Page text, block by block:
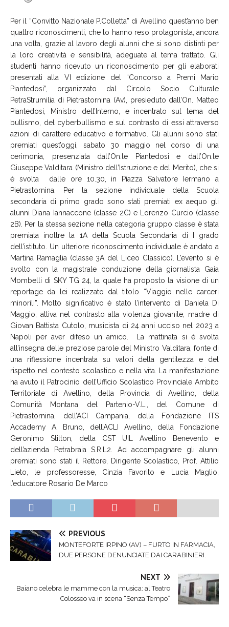
Per il “Convitto Nazionale P.Colletta” di Avellino quest’anno ben
quattro riconoscimenti, che lo hanno reso protagonista, ancora
una volta, grazie al lavoro degli alunni che si sono distinti per
la loro creatività e sensibilità, adeguate al tema trattato. Gli
studenti hanno ricevuto un riconoscimento per gli elaborati
presentati alla VI edizione del “Concorso a Premi Mario
Piantedosi”, organizzato dal Circolo Socio Culturale
PetraStrumilia di Pietrastornina (Av), presieduto dall’On. Matteo
Piantedosi, Ministro dell’Interno, e incentrato sul tema del
bullismo, del cyberbullismo e sul contrasto di essi attraverso
azioni di carattere educativo e formativo. Gli alunni sono stati
premiati quest’oggi, sabato 30 maggio nel corso di una
cerimonia, presenziata dall’On.le Piantedosi e dall’On.le
Giuseppe Valditara (Ministro dell’Istruzione e del Merito), che si
è svolta dalle ore 10.30, in Piazza Salvatore Iermano a
Pietrastornina. Per la sezione individuale della Scuola
secondaria di primo grado sono stati premiati ex aequo gli
alunni Diana Iannaccone (classe 2C) e Lorenzo Curcio (classe
2B). Per la stessa sezione nella categoria gruppo classe è stata
premiata inoltre la 1A della Scuola Secondaria di I grado
dell’istituto. Un ulteriore riconoscimento individuale è andato a
Martina Ramaglia (classe 3A del Liceo Classico). L’evento si è
svolto con la magistrale conduzione della giornalista Gaia
Mombelli di SKY TG 24, la quale ha proposto la visione di un
reportage da lei realizzato dal titolo “Viaggio nelle carceri
minorili”. Molto significativo è stato l’intervento di Daniela Di
Maggio, attiva nel contrasto alla violenza giovanile, madre di
Giovan Battista Cutolo, musicista di 24 anni ucciso nel 2023 a
Napoli per aver difeso un amico. La mattinata si è svolta
all’insegna delle preziose parole del Ministro Valditara, fonte di
una riflessione incentrata su valori della gentilezza e del
rispetto nel contesto scolastico e nella vita. La manifestazione
ha avuto il Patrocinio dell’Ufficio Scolastico Provinciale Ambito
Territoriale di Avellino, della Provincia di Avellino, della
Comunità Montana del Partenio-V.L., del Comune di
Pietrastornina, dell’ACI Campania, della Fondazione ITS
Accademy A. Bruno, dell’ACLI Avellino, della Fondazione
Geronimo Stilton, della CST UIL Avellino Benevento e
dell’azienda Petrabraia S.R.L2. Ad accompagnare gli alunni
premiati sono stati il Rettore, Dirigente Scolastico, Prof. Attilio
Lieto, le professoresse, Cinzia Favorito e Lucia Maglio,
l’educatore Rosario De Marco
PREVIOUS
MONTEFORTE IRPINO (AV) – FURTO IN FARMACIA,
DUE PERSONE DENUNCIATE DAI CARABINIERI.
NEXT
​Baiano celebra le mamme con la musica: al Teatro
Colosseo va in scena “Senza Tempo”